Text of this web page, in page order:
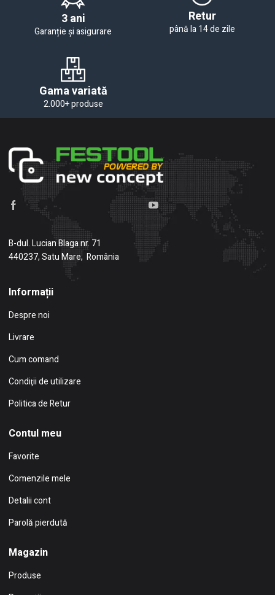
3 ani
Garanție și asigurare
Retur
până la 14 de zile
Gama variată
2.000+ produse
B-dul. Lucian Blaga nr. 71
440237, Satu Mare, România
Informații
Despre noi
Livrare
Cum comand
Condiţii de utilizare
Politica de Retur
Contul meu
Favorite
Comenzile mele
Detalii cont
Parolă pierdută
Magazin
Produse